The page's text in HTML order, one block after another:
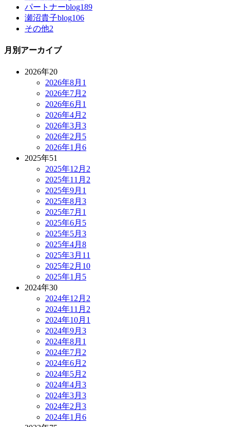
パートナーblog189
瀬沼貴子blog106
その他2
月別アーカイブ
2026年20
2026年8月 1
2026年7月 2
2026年6月 1
2026年4月 2
2026年3月 3
2026年2月 5
2026年1月 6
2025年51
2025年12月 2
2025年11月 2
2025年9月 1
2025年8月 3
2025年7月 1
2025年6月 5
2025年5月 3
2025年4月 8
2025年3月 11
2025年2月 10
2025年1月 5
2024年30
2024年12月 2
2024年11月 2
2024年10月 1
2024年9月 3
2024年8月 1
2024年7月 2
2024年6月 2
2024年5月 2
2024年4月 3
2024年3月 3
2024年2月 3
2024年1月 6